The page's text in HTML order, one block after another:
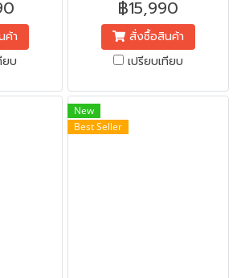
ค้า
ยบ
บาศเมตร/ชม. | ระบบกรอง
อากาศหลายขั้นตอน กรองฝุ่น
PM2.5 และสารก่อภูมิแพ้ | เสียง
รบกวนการพักผ่อน | ควบคุม
การทำงานได้อย่างสมาร์ทด้วย
LG ThinQ™
฿15,990
สั่งซื้อสินค้า
เปรียบเทียบ
New
Best Seller